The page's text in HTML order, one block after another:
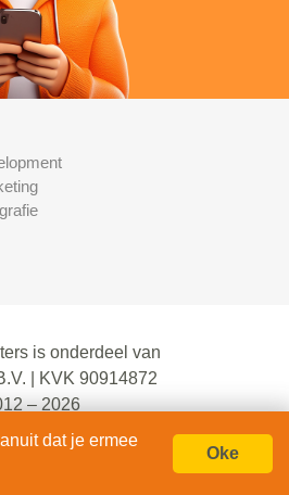
is onderdeel van
| KVK 90914872
– 2026
voorbehouden.
dat je ermee
Oke